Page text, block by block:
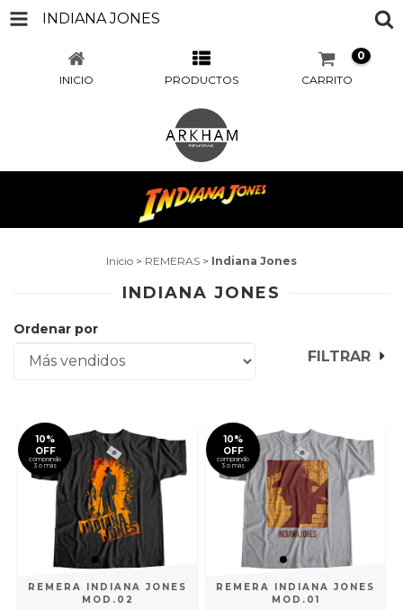
INDIANA JONES
INICIO PRODUCTOS CARRITO
0
Inicio > REMERAS > Indiana Jones
INDIANA JONES
Ordenar por
FILTRAR
10%
OFF
comprando
3 o más
REMERA INDIANA JONES
MOD.02
10%
OFF
comprando
3 o más
REMERA INDIANA JONES
MOD.01